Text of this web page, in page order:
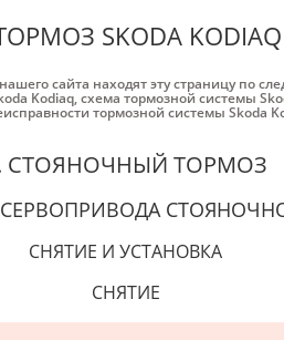
SKODA
сайта находят эту страницу по
Kodiaq,схема тормозной системы
тормозной системы Skoda
СТОЯНОЧНЫЙ ТОРМОЗ
СНЯТИЕ И УСТАНОВКА
СНЯТИЕ